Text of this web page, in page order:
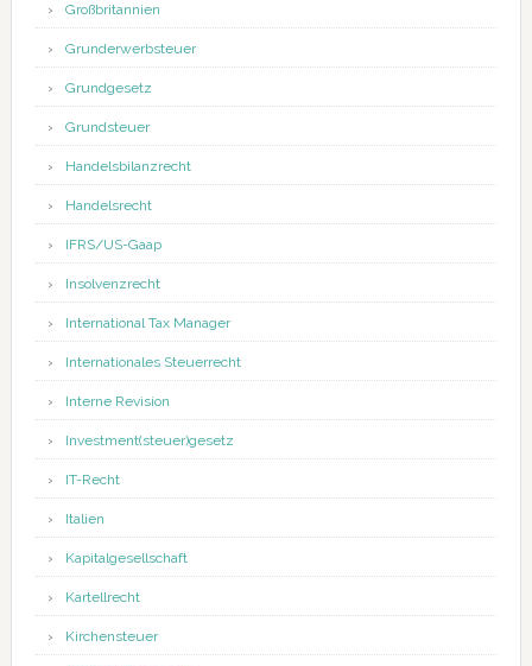
Großbritannien
Grunderwerbsteuer
Grundgesetz
Grundsteuer
Handelsbilanzrecht
Handelsrecht
IFRS/US-Gaap
Insolvenzrecht
International Tax Manager
Internationales Steuerrecht
Interne Revision
Investment(steuer)gesetz
IT-Recht
Italien
Kapitalgesellschaft
Kartellrecht
Kirchensteuer